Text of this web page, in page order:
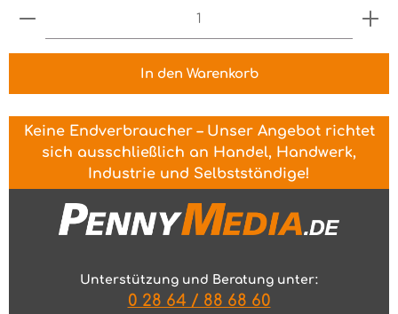
Produkt Anzahl: Gib den gewünschten Wert
In den Warenkorb
Keine Endverbraucher – Unser Angebot richtet
sich ausschließlich an Handel, Handwerk,
Industrie und Selbstständige!
Unterstützung und Beratung unter:
0 28 64 / 88 68 60